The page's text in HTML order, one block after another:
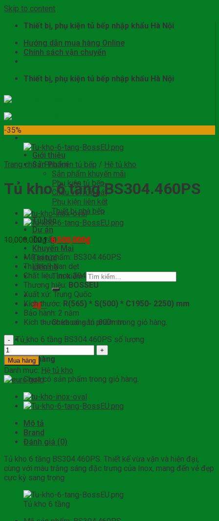
Skip to content
Thiết bị, phụ kiện tủ bếp nhập khẩu Hà Nội
Hướng dẫn mua hàng Online
Chính sách vận chuyển
Thiết bị, phụ kiện tủ bếp nhập khẩu Hà Nội
Giới thiệu
Sản Phẩm
Sản phẩm khuyến mãi
Phụ kiện tủ bếp
Chậu vòi rửa bát
Phụ kiện liên kết
Thiết bị nhà bếp
Tủ bếp
Dự án
Tư vấn
Khuyến Mại
Tin tức
Liên hệ
Tìm kiếm:
0₫ 0
Chưa có sản phẩm trong giỏ hàng.
0
Giỏ hàng
Chưa có sản phẩm trong giỏ hàng.
-35%
Trang chủ / Phụ kiện tủ bếp / Hệ tủ kho
Tủ kho 6 tầng BS304.460PS
10,000,000₫ 6,500,000₫
Mã sản phẩm: BS304.460PS
Thiết kế: Nan dẹt
Chất liệu: Inox 304
Thương hiệu: BOSSEU
Xuất xứ: Trung Quốc
Kích thước: R(565) * S(500) * C1950- 2250) mm
Bảo hành: 2 năm
Kích thước khoang tủ :600mm
Tủ kho 6 tầng BS304.460PS số lượng
Mua hàng
Danh mục: Hệ tủ kho
Mô tả
Brand
Đánh giá (0)
Tủ kho 6 tầng BS304.460PS. Thiết kế vừa vặn và hiện đại,
cùng với màu trắng sáng đặc trưng của Inox, mang đến vẻ đẹp
cực kỳ sang trọng
Tủ kho 6 tầng